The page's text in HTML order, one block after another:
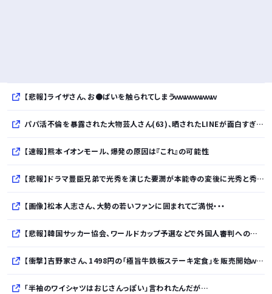
【悲報】ライザさん、お●ぱいを触られてしまうｗｗｗｗｗｗｗｗ
パパ活不倫を暴露された大物芸人さん(63)、晒されたLINEが面白すぎるｗｗｗｗｗｗｗｗｗ(画像ｱﾘ)
【速報】熊本イオンモール、爆発の原因は『これ』の可能性
【悲報】ドラマ豊臣兄弟で光秀を演じた要潤が本能寺の変後に光秀と秀吉が会ったのは史実じゃ
【画像】松本人志さん、大勢の若いファンに囲まれてご満悦・・・
【悲報】韓国サッカー協会、ワールドカップ予選などで外国人審判への性的接待疑惑が浮上
【衝撃】吉野家さん、1498円の「極旨牛鉄板ステーキ定食」を販売開始ｗｗｗｗｗｗｗｗｗｗ
「半袖のワイシャツはおじさんっぽい」言われたんだが…